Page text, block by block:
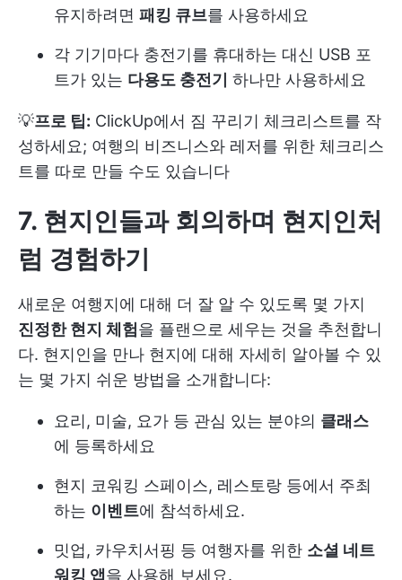
유지하려면 패킹 큐브를 사용하세요
각 기기마다 충전기를 휴대하는 대신 USB 포
트가 있는 다용도 충전기 하나만 사용하세요
💡프로 팁: ClickUp에서 짐 꾸리기 체크리스트를 작
성하세요; 여행의 비즈니스와 레저를 위한 체크리스
트를 따로 만들 수도 있습니다
7. 현지인들과 회의하며 현지인처
럼 경험하기
새로운 여행지에 대해 더 잘 알 수 있도록 몇 가지
진정한 현지 체험을 플랜으로 세우는 것을 추천합니
다. 현지인을 만나 현지에 대해 자세히 알아볼 수 있
는 몇 가지 쉬운 방법을 소개합니다:
요리, 미술, 요가 등 관심 있는 분야의 클래스
에 등록하세요
현지 코워킹 스페이스, 레스토랑 등에서 주최
하는 이벤트에 참석하세요.
밋업, 카우치서핑 등 여행자를 위한 소셜 네트
워킹 앱을 사용해 보세요.